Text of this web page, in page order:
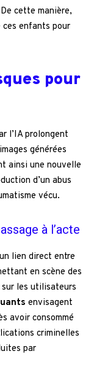
cette manière,
enfants pour
pour
l’IA prolongent
générées
ainsi une nouvelle
d’un abus
vécu.
à l’acte
lien direct entre
en scène des
les utilisateurs
envisagent
avoir consommé
criminelles
par